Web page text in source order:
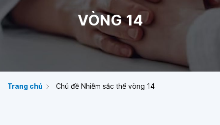
VÒNG 14
Trang chủ Chủ đề Nhiễm sắc thể vòng 14